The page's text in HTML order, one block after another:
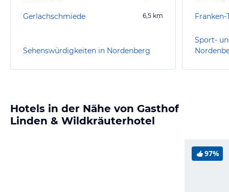
Gerlachschmiede 6,5 km
Sehenswürdigkeiten in Nordenberg
Sport-
Hotels in der Nähe von Gasthof
Linden & Wildkräuterhotel
97%